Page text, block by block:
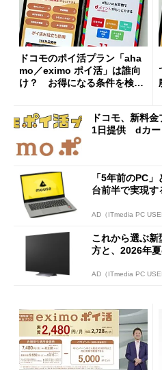
ドコモのポイ活プラン「aha
mo／eximo ポイ活」は誰向
け？ お得になる条件を検証
ドコモ、新料
1日提供 dカー
「5年前のPC
台前半で実現す
AD（ITmedia PC
これから選ぶ
方と、2026年
AD（ITmedia PC